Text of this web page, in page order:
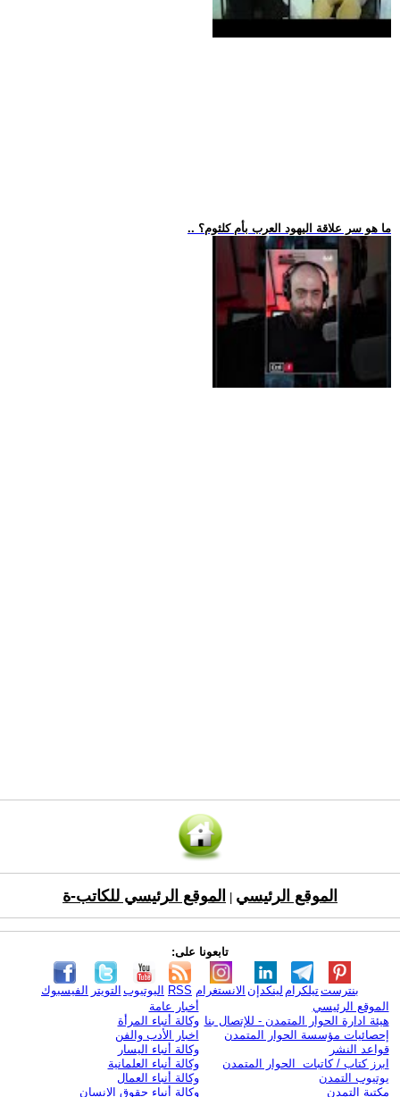
.. ما هو سر علاقة اليهود العرب بأم كلثوم؟
الموقع الرئيسي الموقع الرئيسي للكاتب-ة
تابعونا على:
الفيسبوك التويتر اليوتيوب RSS الانستغرام لينكدإن تيلكرامبنترست
الموقع الرئيسي
هيئة ادارة الحوار المتمدن - للإتصال بنا
إحصائيات مؤسسة الحوار المتمدن
قواعد النشر
ابرز كتاب / كاتبات الحوار المتمدن
يوتيوب التمدن
مكتبة التمدن
أخبار عامة
وكالة أنباء المرأة
اخبار الأدب والفن
وكالة أنباء اليسار
وكالة أنباء العلمانية
وكالة أنباء العمال
وكالة أنباء حقوق الإنسان